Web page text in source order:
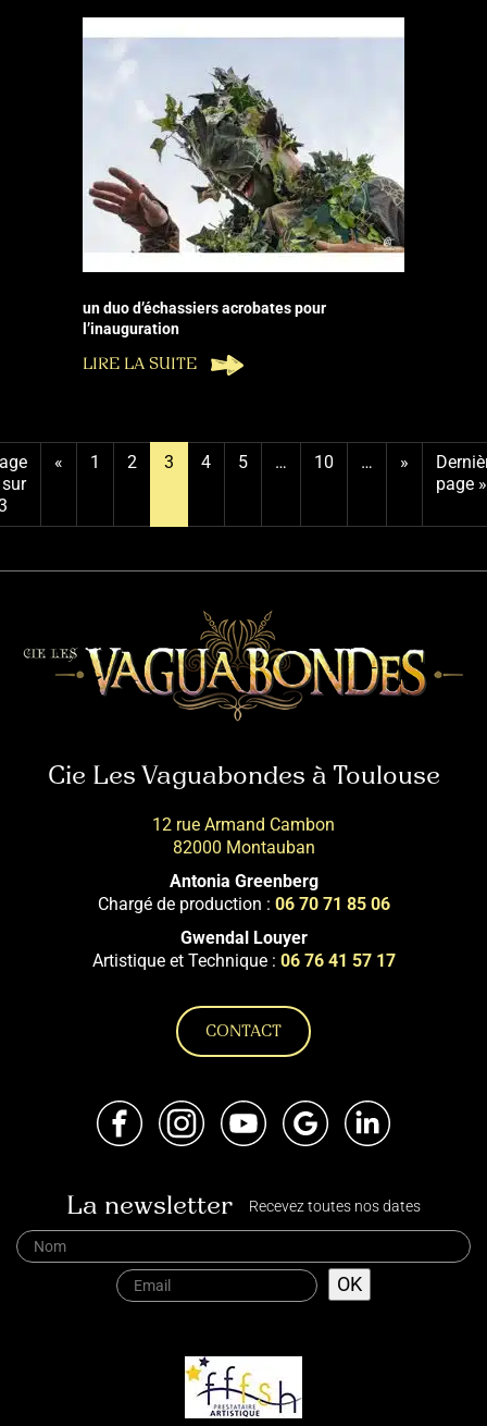
un duo d’échassiers acrobates pour
l’inauguration
LIRE LA SUITE
« 1 2 3 4 5 … 10 … »
page »
Cie Les Vaguabondes à Toulouse
12 rue Armand Cambon
82000 Montauban
Antonia Greenberg
Chargé de production : 06 70 71 85 06
Gwendal Louyer
Artistique et Technique : 06 76 41 57 17
CONTACT
FacebookInstagramYoutube Google
La newsletter Recevez toutes nos dates